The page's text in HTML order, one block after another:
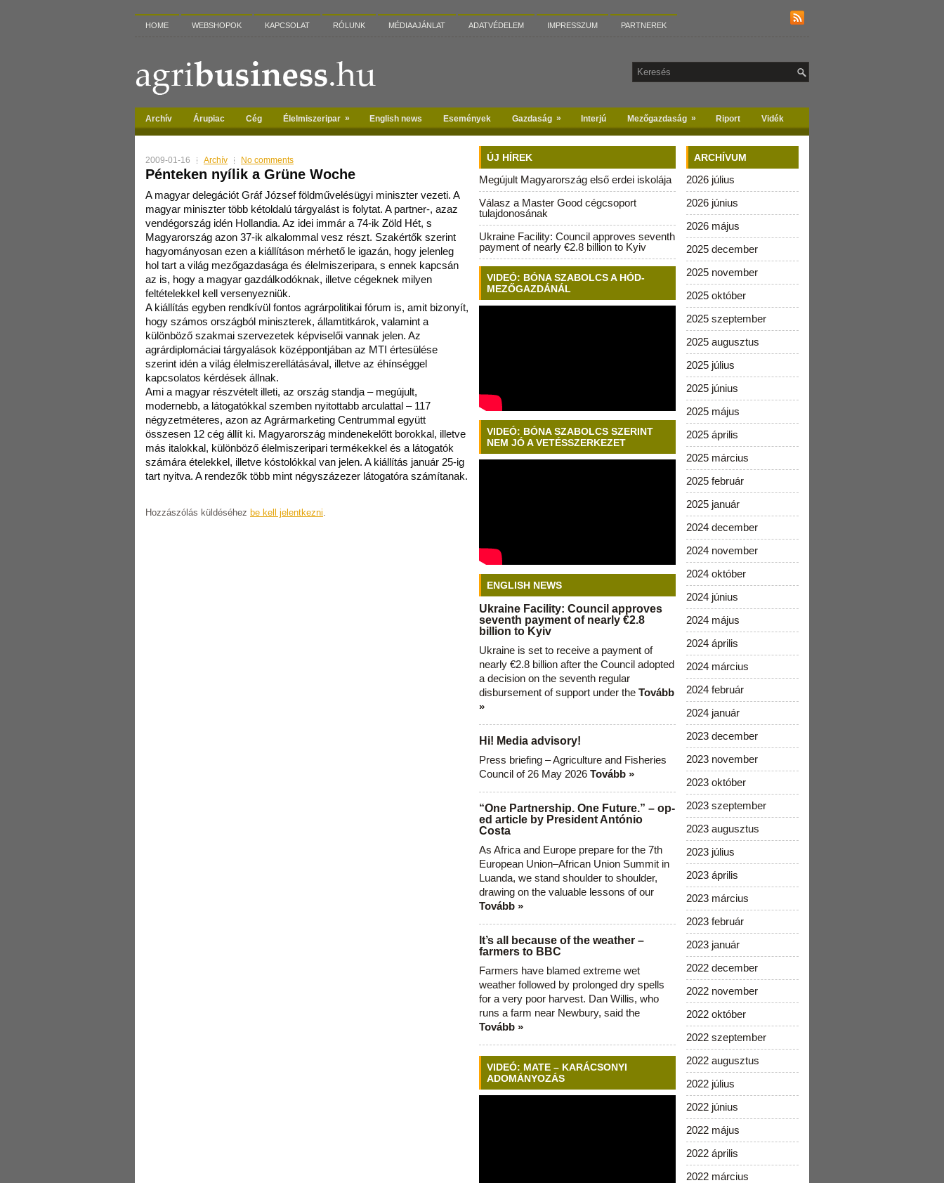
HOME WEBSHOPOK KAPCSOLAT RÓLUNK MÉDIAAJÁNLAT ADATVÉDELEM IMPRESSZUM PARTNEREK
Archív Árupiac Cég Élelmiszeripar » English news Események Gazdaság » Interjú Mezőgazdaság » Riport Vidék
2009-01-16 Archív No comments
Pénteken nyílik a Grüne Woche
A magyar delegációt Gráf József földművelésügyi miniszter vezeti. A
magyar miniszter több kétoldalú tárgyalást is folytat. A partner-, azaz
vendégország idén Hollandia. Az idei immár a 74-ik Zöld Hét, s
Magyarország azon 37-ik alkalommal vesz részt. Szakértők szerint
hagyományosan ezen a kiállításon mérhető le igazán, hogy jelenleg
hol tart a világ mezőgazdasága és élelmiszeripara, s ennek kapcsán
az is, hogy a magyar gazdálkodóknak, illetve cégeknek milyen
feltételekkel kell versenyezniük.
A kiállítás egyben rendkívül fontos agrárpolitikai fórum is, amit bizonyít,
hogy számos országból miniszterek, államtitkárok, valamint a
különböző szakmai szervezetek képviselői vannak jelen. Az
agrárdiplomáciai tárgyalások középpontjában az MTI értesülése
szerint idén a világ élelmiszerellátásával, illetve az éhínséggel
kapcsolatos kérdések állnak.
Ami a magyar részvételt illeti, az ország standja – megújult,
modernebb, a látogatókkal szemben nyitottabb arculattal – 117
négyzetméteres, azon az Agrármarketing Centrummal együtt
összesen 12 cég állít ki. Magyarország mindenekelőtt borokkal, illetve
más italokkal, különböző élelmiszeripari termékekkel és a látogatók
számára ételekkel, illetve kóstolókkal van jelen. A kiállítás január 25-ig
tart nyitva. A rendezők több mint négyszázezer látogatóra számítanak.
Hozzászólás küldéséhez be kell jelentkezni.
ÚJ HÍREK
Megújult Magyarország első erdei iskolája
Válasz a Master Good cégcsoport
tulajdonosának
Ukraine Facility: Council approves seventh
payment of nearly €2.8 billion to Kyiv
VIDEÓ: BÓNA SZABOLCS A HÓD-
MEZŐGAZDÁNÁL
VIDEÓ: BÓNA SZABOLCS SZERINT
NEM JÓ A VETÉSSZERKEZET
ENGLISH NEWS
Ukraine Facility: Council approves
seventh payment of nearly €2.8
billion to Kyiv
Ukraine is set to receive a payment of
nearly €2.8 billion after the Council adopted
a decision on the seventh regular
disbursement of support under the Tovább
»
Hi! Media advisory!
Press briefing – Agriculture and Fisheries
Council of 26 May 2026 Tovább »
“One Partnership. One Future.” – op-
ed article by President António
Costa
As Africa and Europe prepare for the 7th
European Union–African Union Summit in
Luanda, we stand shoulder to shoulder,
drawing on the valuable lessons of our
Tovább »
It’s all because of the weather –
farmers to BBC
Farmers have blamed extreme wet
weather followed by prolonged dry spells
for a very poor harvest. Dan Willis, who
runs a farm near Newbury, said the
Tovább »
VIDEÓ: MATE – KARÁCSONYI
ADOMÁNYOZÁS
ARCHÍVUM
2026 július
2026 június
2026 május
2025 december
2025 november
2025 október
2025 szeptember
2025 augusztus
2025 július
2025 június
2025 május
2025 április
2025 március
2025 február
2025 január
2024 december
2024 november
2024 október
2024 június
2024 május
2024 április
2024 március
2024 február
2024 január
2023 december
2023 november
2023 október
2023 szeptember
2023 augusztus
2023 július
2023 április
2023 március
2023 február
2023 január
2022 december
2022 november
2022 október
2022 szeptember
2022 augusztus
2022 július
2022 június
2022 május
2022 április
2022 március